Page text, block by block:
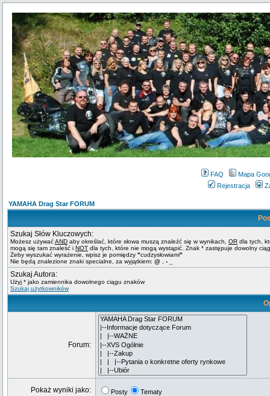
FAQ
Mapa
Rejestracja
YAMAHA Drag Star FORUM
Szukaj Słów Kluczowych:
Możesz używaćAND aby określać, które słowa muszą znaleźć się w wynikach, OR dla tych,
mogą się tam znaleść i NOT dla tych, które nie mogą wystąpić. Znak * zastępuje dowolny
Żeby wyszukać wyrażenie, wpisz je pomiędzy "cudzysłowiami"
Nie będą znalezione znaki specialne, za wyjątkiem: @ . - _
Szukaj Autora:
Użyj * jako zamiennika dowolnego ciągu znaków
Szukaj użytkowników
Forum:
Pokaż wyniki jako: Posty Tematy